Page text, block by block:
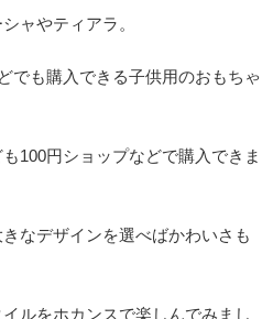
ャやティアラ。
でも購入できる子供用のおもちゃ
100円ショップなどで購入できま
なデザインを選べばかわいさも
ルをホカンスで楽しんでみまし